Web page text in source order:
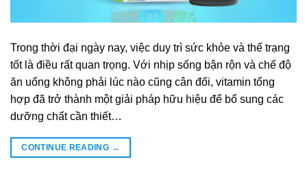
Trong thời đại ngày nay, việc duy trì sức khỏe và thể trạng
tốt là điều rất quan trọng. Với nhịp sống bận rộn và chế độ
ăn uống không phải lúc nào cũng cân đối, vitamin tổng
hợp đã trở thành một giải pháp hữu hiệu để bổ sung các
dưỡng chất cần thiết…
CONTINUE READING →